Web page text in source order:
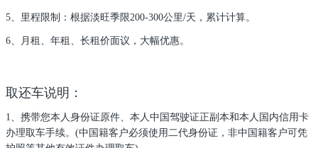
5、里程限制：根据淡旺季限200-300公里/天，累计计算。
6、月租、年租、长租价面议，大幅优惠。
取还车说明：
1、携带您本人身份证原件、本人中国驾驶证正副本和本人国内信用卡
办理取车手续。(中国籍客户必须使用二代身份证，非中国籍客户可凭